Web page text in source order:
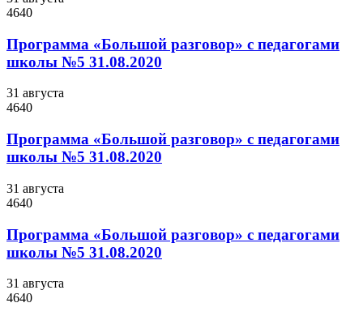
4640
Программа «Большой разговор» с педагогами
школы №5 31.08.2020
31 августа
4640
Программа «Большой разговор» с педагогами
школы №5 31.08.2020
31 августа
4640
Программа «Большой разговор» с педагогами
школы №5 31.08.2020
31 августа
4640